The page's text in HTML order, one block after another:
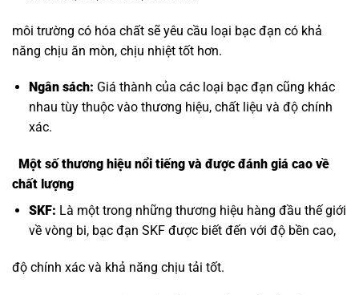
môi trường có hóa chất sẽ yêu cầu loại bạc đạn có khả
năng chịu ăn mòn, chịu nhiệt tốt hơn.
Ngân sách: Giá thành của các loại bạc đạn cũng khác
nhau tùy thuộc vào thương hiệu, chất liệu và độ chính
xác.
Một số thương hiệu nổi tiếng và được đánh giá cao về
chất lượng
SKF: Là một trong những thương hiệu hàng đầu thế giới
về vòng bi, bạc đạn SKF được biết đến với độ bền cao,
độ chính xác và khả năng chịu tải tốt.